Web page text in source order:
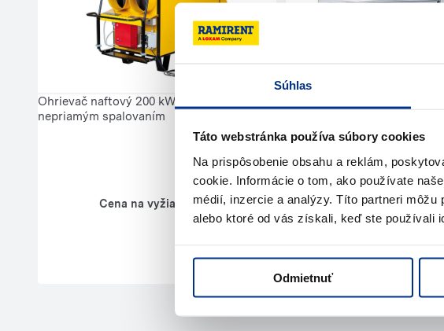
Súhlas
Táto webstránka používa súbory cookies
Na prispôsobenie obsahu a reklám,
cookie. Informácie o tom, ako používate
médií, inzercie a analýzy. Títo partneri
alebo ktoré od vás získali, keď ste používali
Odmietnuť
Ohrievač naftový 200 kW a viac s
nepriamým spalovaním
Cena na vyžiadanie
Mobilná klimatizácia